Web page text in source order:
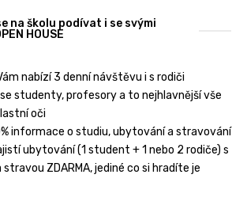
na školu podívat i se svými
HOUSE
nabízí 3 denní návštěvu i s rodiči
studenty, profesory a to nejhlavnější vše
oči
informace o studiu, ubytování a stravování
ubytování (1 student + 1 nebo 2 rodiče) s
ZDARMA, jediné co si hradíte je